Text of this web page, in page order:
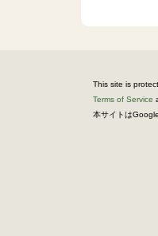
This site is
Terms of Service
本サイトは